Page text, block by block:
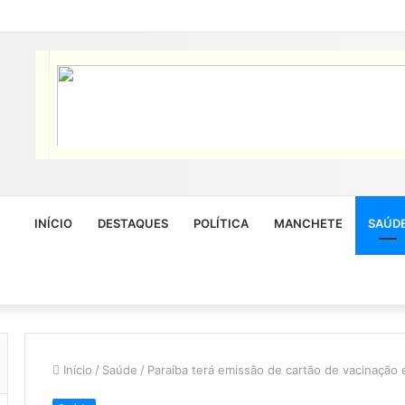
INÍCIO DESTAQUES POLÍTICA MANCHETE
Início / Saúde / Paraíba terá emissão de cartão de vacinação